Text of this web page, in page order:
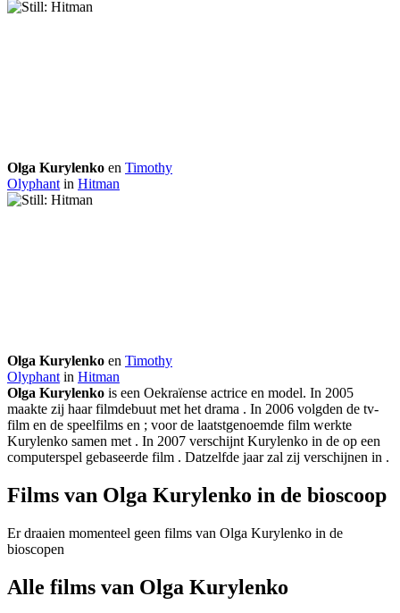
Olga Kurylenko en Timothy
Olyphant in Hitman
Olga Kurylenko en Timothy
Olyphant in Hitman
Olga Kurylenko is een Oekraïense actrice en model. In 2005
maakte zij haar filmdebuut met het drama . In 2006 volgden de tv-
film en de speelfilms en ; voor de laatstgenoemde film werkte
Kurylenko samen met . In 2007 verschijnt Kurylenko in de op een
computerspel gebaseerde film . Datzelfde jaar zal zij verschijnen in .
Films van Olga Kurylenko in de bioscoop
Er draaien momenteel geen films van Olga Kurylenko in de
bioscopen
Alle films van Olga Kurylenko